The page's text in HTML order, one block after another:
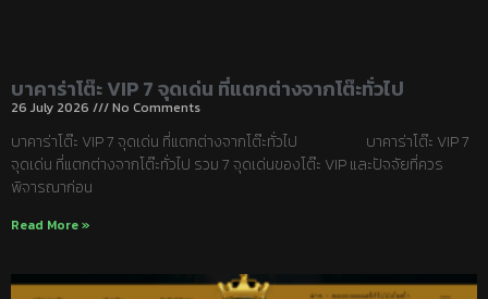
บาคาร่าโต๊ะ VIP 7 จุดเด่น ที่แตกต่างจากโต๊ะทั่วไป
26 July 2026 No Comments
บาคาร่าโต๊ะ VIP 7 จุดเด่น ที่แตกต่างจากโต๊ะทั่วไป บาคาร่าโต๊ะ VIP 7
จุดเด่น ที่แตกต่างจากโต๊ะทั่วไป รวม 7 จุดเด่นของโต๊ะ VIP และปัจจัยที่ควร
พิจารณาก่อน
Read More »